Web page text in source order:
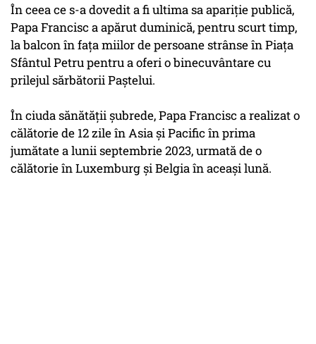
În ceea ce s-a dovedit a fi ultima sa apariţie publică,
Papa Francisc a apărut duminică, pentru scurt timp,
la balcon în faţa miilor de persoane strânse în Piaţa
Sfântul Petru pentru a oferi o binecuvântare cu
prilejul sărbătorii Paştelui.
În ciuda sănătăţii şubrede, Papa Francisc a realizat o
călătorie de 12 zile în Asia şi Pacific în prima
jumătate a lunii septembrie 2023, urmată de o
călătorie în Luxemburg şi Belgia în aceaşi lună.